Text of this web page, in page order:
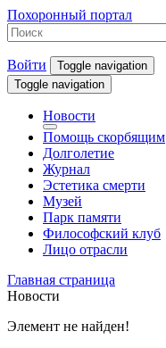
Похоронный портал
Войти
Toggle navigation
Toggle navigation
Новости
Помощь скорбящим
Долголетие
Журнал
Эстетика смерти
Музей
Парк памяти
Философский клуб
Лицо отрасли
Главная страница
Новости
Элемент не найден!